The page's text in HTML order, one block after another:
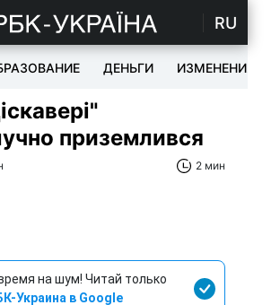
RU
ДЕНЬГИ ИЗМЕНЕНИЯ
приземлився
2 мин
на шум! Читай только
Украина в Google